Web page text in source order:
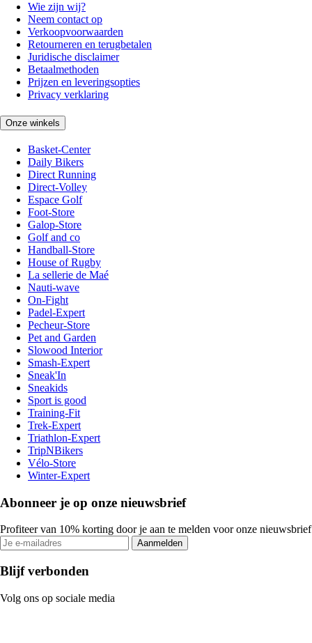
Wie zijn wij?
Neem contact op
Verkoopvoorwaarden
Retourneren en terugbetalen
Juridische disclaimer
Betaalmethoden
Prijzen en leveringsopties
Privacy verklaring
Onze winkels
Basket-Center
Daily Bikers
Direct Running
Direct-Volley
Espace Golf
Foot-Store
Galop-Store
Golf and co
Handball-Store
House of Rugby
La sellerie de Maé
Nauti-wave
On-Fight
Padel-Expert
Pecheur-Store
Pet and Garden
Slowood Interior
Smash-Expert
Sneak'In
Sneakids
Sport is good
Training-Fit
Trek-Expert
Triathlon-Expert
TripNBikers
Vélo-Store
Winter-Expert
Abonneer je op onze nieuwsbrief
Profiteer van 10% korting door je aan te melden voor onze nieuwsbrief
Aanmelden
Blijf verbonden
Volg ons op sociale media